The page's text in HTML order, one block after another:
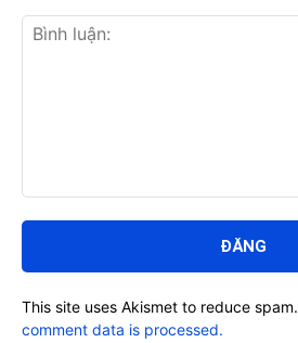
luận:
This site uses Akismet to reduce spam.
comment data is processed.